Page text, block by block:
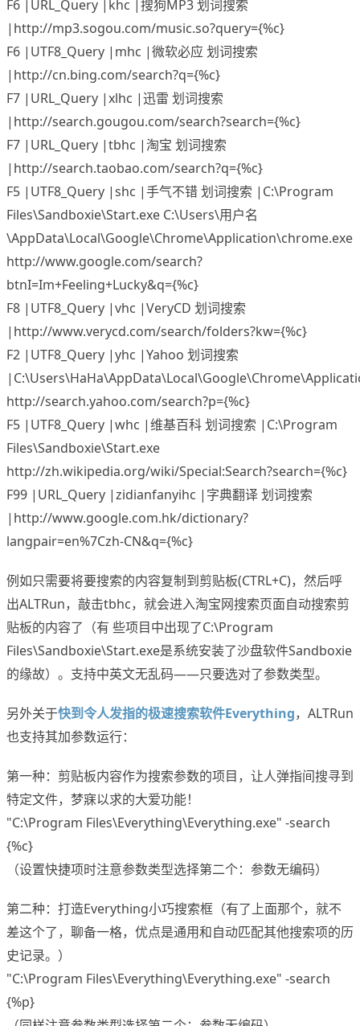
F6 |URL_Query |khc |搜狗MP3 划词搜索
|http://mp3.sogou.com/music.so?query={%c}
F6 |UTF8_Query |mhc |微软必应 划词搜索
|http://cn.bing.com/search?q={%c}
F7 |URL_Query |xlhc |迅雷 划词搜索
|http://search.gougou.com/search?search={%c}
F7 |URL_Query |tbhc |淘宝 划词搜索
|http://search.taobao.com/search?q={%c}
F5 |UTF8_Query |shc |手气不错 划词搜索 |C:\Program
Files\Sandboxie\Start.exe C:\Users\用户名
\AppData\Local\Google\Chrome\Application\chrome.exe
http://www.google.com/search?
btnI=Im+Feeling+Lucky&q={%c}
F8 |UTF8_Query |vhc |VeryCD 划词搜索
|http://www.verycd.com/search/folders?kw={%c}
F2 |UTF8_Query |yhc |Yahoo 划词搜索
http://search.yahoo.com/search?p={%c}
F5 |UTF8_Query |whc |维基百科 划词搜索 |C:\Program
Files\Sandboxie\Start.exe
http://zh.wikipedia.org/wiki/Special:Search?search={%c}
F99 |URL_Query |zidianfanyihc |字典翻译 划词搜索
|http://www.google.com.hk/dictionary?
langpair=en%7Czh-CN&q={%c}
例如只需要将要搜索的内容复制到剪贴板(CTRL+C)，然后呼
出ALTRun，敲击tbhc，就会进入淘宝网搜索页面自动搜索剪
贴板的内容了（有 些项目中出现了C:\Program
Files\Sandboxie\Start.exe是系统安装了沙盘软件Sandboxie
的缘故）。支持中英文无乱码——只要选对了参数类型。
另外关于快到令人发指的极速搜索软件Everything，ALTRun
也支持其加参数运行：
第一种：剪贴板内容作为搜索参数的项目，让人弹指间搜寻到
特定文件，梦寐以求的大爱功能！
"C:\Program Files\Everything\Everything.exe" -search
{%c}
（设置快捷项时注意参数类型选择第二个：参数无编码）
第二种：打造Everything小巧搜索框（有了上面那个，就不
差这个了，聊备一格，优点是通用和自动匹配其他搜索项的历
史记录。）
"C:\Program Files\Everything\Everything.exe" -search
{%p}